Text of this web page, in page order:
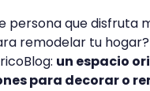
persona que disfruta
remodelar tu
un espacio
para decorar o